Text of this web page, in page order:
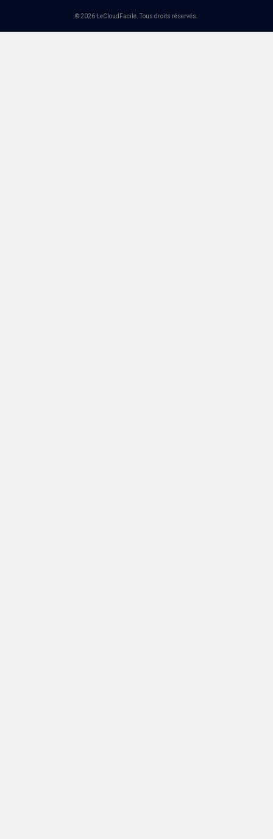
© 2026 LeCloudFacile. Tous droits réservés.